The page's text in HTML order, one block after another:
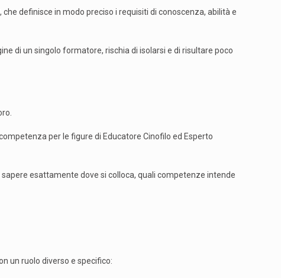
definisce in modo preciso i requisiti di conoscenza, abilità e
di un singolo formatore, rischia di isolarsi e di risultare poco
per le figure di Educatore Cinofilo ed Esperto
esattamente dove si colloca, quali competenze intende
un ruolo diverso e specifico: